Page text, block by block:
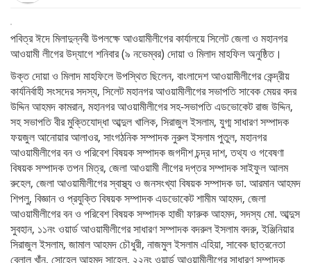
পবিত্র ঈদে মিলাদুন্নবী উপলক্ষে আওয়ামীলীগের কার্যালয়ে সিলেট জেলা ও মহানগর
আওয়ামী লীগের উদ্যাগে শনিবার (৯ নভেম্বর) দোয়া ও মিলাদ মাহফিল অনুষ্ঠিত।
উক্ত দোয়া ও মিলাদ মাহফিলে উপস্থিত ছিলেন, বাংলাদেশ আওয়ামীলীগের কেন্দ্রীয়
কার্যনির্বাহী সংসদের সদস্য, সিলেট মহানগর আওয়ামীলীগের সভাপতি সাবেক মেয়র বদর
উদ্দিন আহমদ কামরান, মহানগর আওয়ামীলীগের সহ-সভাপতি এডভোকেট রাজ উদ্দিন,
সহ সভাপতি বীর মুক্তিযোদ্ধা আব্দুল খালিক, সিরাজুল ইসলাম, যুগ্ম সাধারণ সম্পাদক
ফয়জুল আনোয়ার আলাওর, সাংগঠনিক সম্পাদক নুরুল ইসলাম পুতুল, মহানগর
আওয়ামীলীগের বন ও পরিবেশ বিষয়ক সম্পাদক জগদীশ চন্দ্র দাশ, তথ্য ও গবেষণা
বিষয়ক সম্পাদক তপন মিত্র, জেলা আওয়ামী লীগের দপ্তর সম্পাদক সাইফুল আলম
রুহেল, জেলা আওয়ামীলীগের স্বাস্থ্য ও জনসংখ্যা বিষয়ক সম্পাদক ডা. আরমান আহমদ
শিপলু, বিজ্ঞান ও প্রযুক্তি বিষয়ক সম্পাদক এডভোকেট শামীম আহমদ, জেলা
আওয়ামীলীগের বন ও পরিবেশ বিষয়ক সম্পাদক হাজী ফারুক আহমদ, সদস্য মো. আব্দুস
সুবহান, ১১নং ওয়ার্ড আওয়ামীলীগের সাধারণ সম্পাদক বদরুল ইসলাম বদরু, ইঞ্জিনিয়ার
সিরাজুল ইসলাম, জামাল আহমদ চৌধুরী, নাজমুল ইসলাম এহিয়া, সাবেক ছাত্রনেতা
বেলাল খাঁন, সোহেল আহমদ সাহেল, ২২নং ওয়ার্ড আওয়ামীলীগের সাধারণ সম্পাদক